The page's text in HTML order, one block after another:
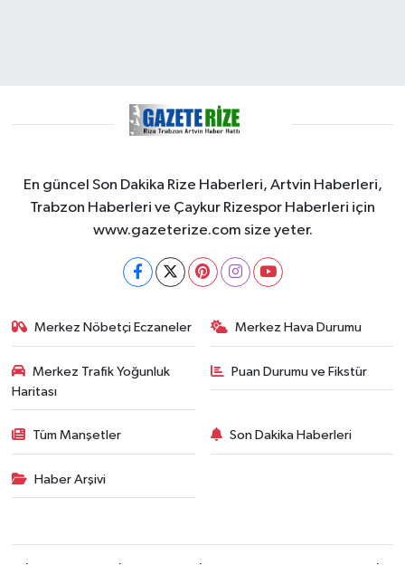
En güncel Son Dakika Rize Haberleri, Artvin Haberleri,
Trabzon Haberleri ve Çaykur Rizespor Haberleri için
www.gazeterize.com size yeter.
Merkez Nöbetçi Eczaneler Merkez Hava Durumu
Merkez Trafik Yoğunluk
Haritası
Puan Durumu ve Fikstür
Tüm Manşetler Son Dakika Haberleri
Haber Arşivi